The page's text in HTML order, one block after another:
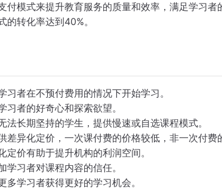
付模式来提升教育服务的质量和效率，满足学习者
的转化率达到40%。
习者在不预付费用的情况下开始学习。
习者的好奇心和探索欲望。
法长期坚持的学生，提供慢速或自选课程模式。
差异化定价，一次课付费的价格较低，非一次付费
定价有助于提升机构的利润空间。
学习者对课程内容的信任。
多学习者获得更好的学习机会。